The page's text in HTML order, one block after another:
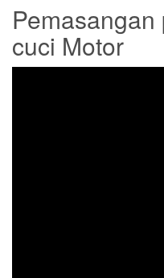
cuci Motor